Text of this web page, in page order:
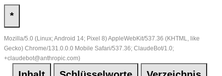
*
Mozilla/5.0 (Linux; Android 14; Pixel 8) AppleWebKit/537.36 (KHTML, like
Gecko) Chrome/131.0.0.0 Mobile Safari/537.36; ClaudeBot/1.0;
+claudebot@anthropic.com)